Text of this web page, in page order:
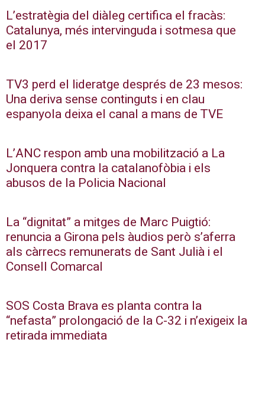
L’estratègia del diàleg certifica el fracàs:
Catalunya, més intervinguda i sotmesa que
el 2017
TV3 perd el lideratge després de 23 mesos:
Una deriva sense continguts i en clau
espanyola deixa el canal a mans de TVE
L’ANC respon amb una mobilització a La
Jonquera contra la catalanofòbia i els
abusos de la Policia Nacional
La “dignitat” a mitges de Marc Puigtió:
renuncia a Girona pels àudios però s’aferra
als càrrecs remunerats de Sant Julià i el
Consell Comarcal
SOS Costa Brava es planta contra la
“nefasta” prolongació de la C-32 i n’exigeix la
retirada immediata